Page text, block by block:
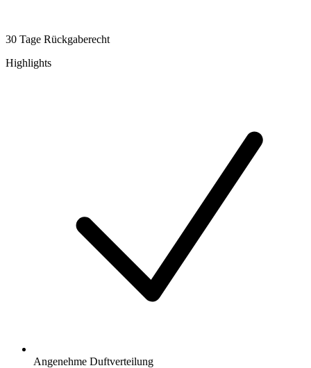
30 Tage Rückgaberecht
Highlights
Angenehme Duftverteilung